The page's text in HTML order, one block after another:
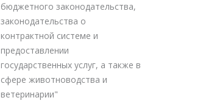
бюджетного законодательства,
законодательства о
контрактной системе и
предоставлении
государственных услуг, а также в
сфере животноводства и
ветеринарии"